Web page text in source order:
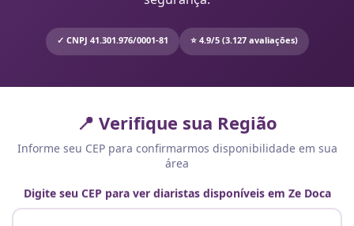
✓ CNPJ 41.301.976/0001-81 ⭐ 4.9/5 (3.127 avaliações)
📍 Verifique sua Região
Informe seu CEP para confirmarmos disponibilidade em sua
área
Digite seu CEP para ver diaristas disponíveis em Ze Doca